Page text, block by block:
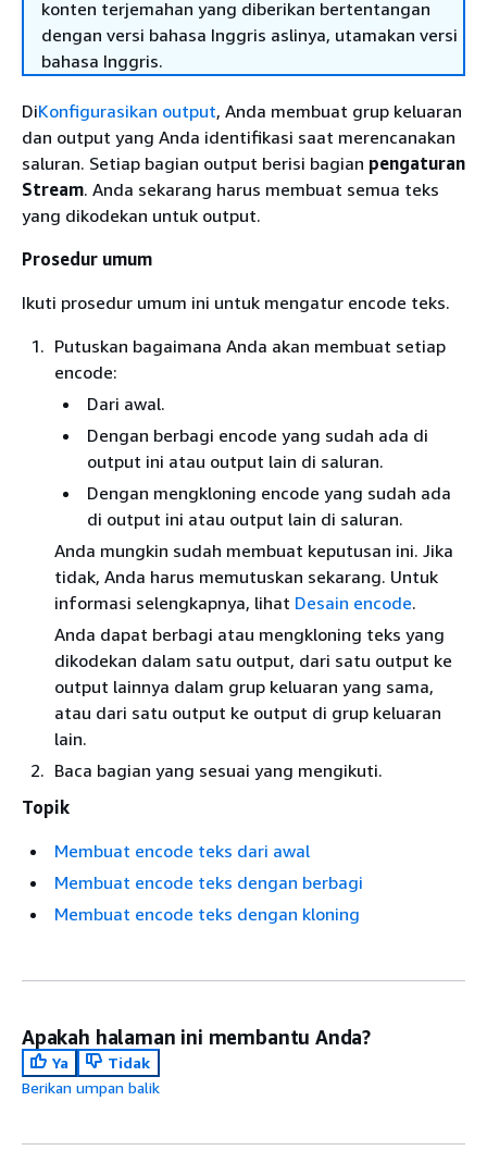
konten terjemahan yang diberikan bertentangan
dengan versi bahasa Inggris aslinya, utamakan versi
bahasa Inggris.
DiKonfigurasikan output, Anda membuat grup keluaran
dan output yang Anda identifikasi saat merencanakan
saluran. Setiap bagian output berisi bagian pengaturan
Stream. Anda sekarang harus membuat semua teks
yang dikodekan untuk output.
Prosedur umum
Ikuti prosedur umum ini untuk mengatur encode teks.
Putuskan bagaimana Anda akan membuat setiap
encode:
Dari awal.
Dengan berbagi encode yang sudah ada di
output ini atau output lain di saluran.
Dengan mengkloning encode yang sudah ada
di output ini atau output lain di saluran.
Anda mungkin sudah membuat keputusan ini. Jika
tidak, Anda harus memutuskan sekarang. Untuk
informasi selengkapnya, lihat Desain encode.
Anda dapat berbagi atau mengkloning teks yang
dikodekan dalam satu output, dari satu output ke
output lainnya dalam grup keluaran yang sama,
atau dari satu output ke output di grup keluaran
lain.
Baca bagian yang sesuai yang mengikuti.
Topik
Membuat encode teks dari awal
Membuat encode teks dengan berbagi
Membuat encode teks dengan kloning
Apakah halaman ini membantu Anda?
Ya
Tidak
Berikan umpan balik